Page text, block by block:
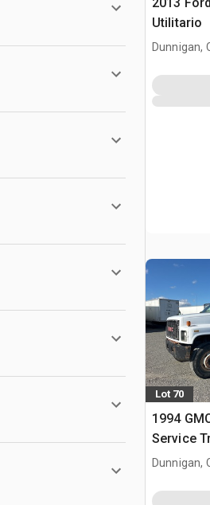
Utilitario
Dunnigan,
Lot 70
1994
Service
Dunnigan,